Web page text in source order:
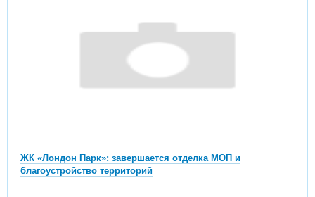
ЖК «Лондон Парк»: завершается отделка МОП и
благоустройство территорий